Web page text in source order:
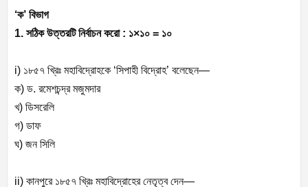
‘ক’ বিভাগ
1. সঠিক উত্তরটি নির্বাচন করো : ১×১০ = ১০
i) ১৮৫৭ খ্রিঃ মহাবিদ্রোহকে ‘সিপাহী বিদ্রোহ’ বলেছেন—
ক) ড. রমেশচন্দ্র মজুমদার
খ) ডিসরেলি
গ) ডাফ
ঘ) জন সিলি
ii) কানপুরে ১৮৫৭ খ্রিঃ মহাবিদ্রোহের নেতৃত্ব দেন—